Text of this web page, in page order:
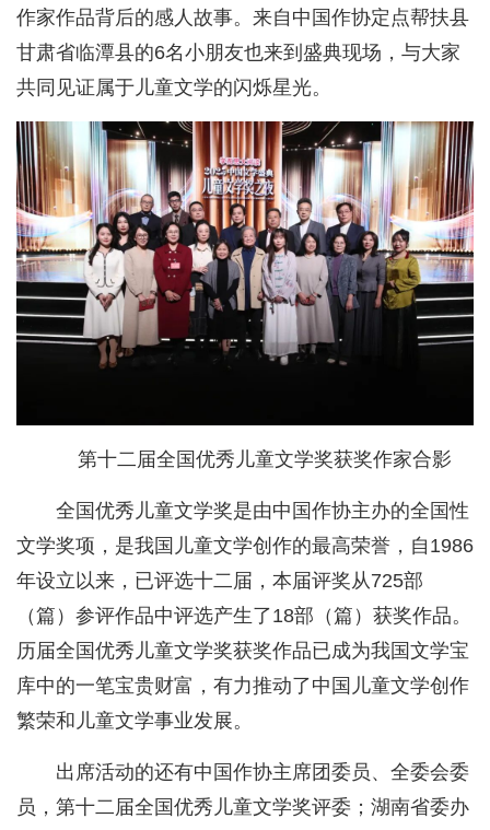
作家作品背后的感人故事。来自中国作协定点帮扶县
甘肃省临潭县的6名小朋友也来到盛典现场，与大家
共同见证属于儿童文学的闪烁星光。
第十二届全国优秀儿童文学奖获奖作家合影
全国优秀儿童文学奖是由中国作协主办的全国性
文学奖项，是我国儿童文学创作的最高荣誉，自1986
年设立以来，已评选十二届，本届评奖从725部
（篇）参评作品中评选产生了18部（篇）获奖作品。
历届全国优秀儿童文学奖获奖作品已成为我国文学宝
库中的一笔宝贵财富，有力推动了中国儿童文学创作
繁荣和儿童文学事业发展。
出席活动的还有中国作协主席团委员、全委会委
员，第十二届全国优秀儿童文学奖评委；湖南省委办